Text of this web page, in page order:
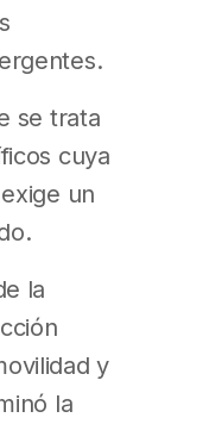
se trata
cuya
un
la
y
la